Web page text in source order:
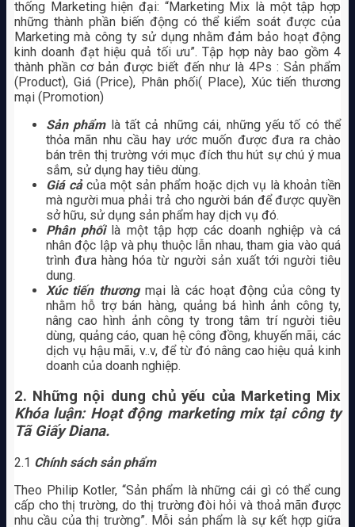
thống Marketing hiện đại: “Marketing Mix là một tập hợp
những thành phần biến động có thể kiểm soát được của
Marketing mà công ty sử dụng nhằm đảm bảo hoạt động
kinh doanh đạt hiệu quả tối ưu”. Tập hợp này bao gồm 4
thành phần cơ bản được biết đến như là 4Ps : Sản phẩm
(Product), Giá (Price), Phân phối( Place), Xúc tiến thương
mại (Promotion)
Sản phẩmlà tất cả những cái, những yếu tố có thể
thỏa mãn nhu cầu hay ước muốn được đưa ra chào
bán trên thị trường với mục đích thu hút sự chú ý mua
sắm, sử dụng hay tiêu dùng.
Giá cảcủa một sản phẩm hoặc dịch vụ là khoản tiền
mà người mua phải trả cho người bán để được quyền
sở hữu, sử dụng sản phẩm hay dịch vụ đó.
Phân phốilà một tập hợp các doanh nghiệp và cá
nhân độc lập và phụ thuộc lẫn nhau, tham gia vào quá
trình đưa hàng hóa từ người sản xuất tới người tiêu
dung.
Xúc tiến thươngmại là các hoạt động của công ty
nhằm hỗ trợ bán hàng, quảng bá hình ảnh công ty,
nâng cao hình ảnh công ty trong tâm trí người tiêu
dùng, quảng cáo, quan hệ công đồng, khuyến mãi, các
dịch vụ hậu mãi, v..v, để từ đó nâng cao hiệu quả kinh
doanh của doanh nghiệp.
2. Những nội dung chủ yếu của Marketing Mix
Khóa luận: Hoạt động marketing mix tại công ty
Tã Giấy Diana.
2.1 Chính sách sản phẩm
Theo Philip Kotler, “Sản phẩm là những cái gì có thể cung
cấp cho thị trường, do thị trường đòi hỏi và thoả mãn được
nhu cầu của thị trường”. Mỗi sản phẩm là sự kết hợp giữa